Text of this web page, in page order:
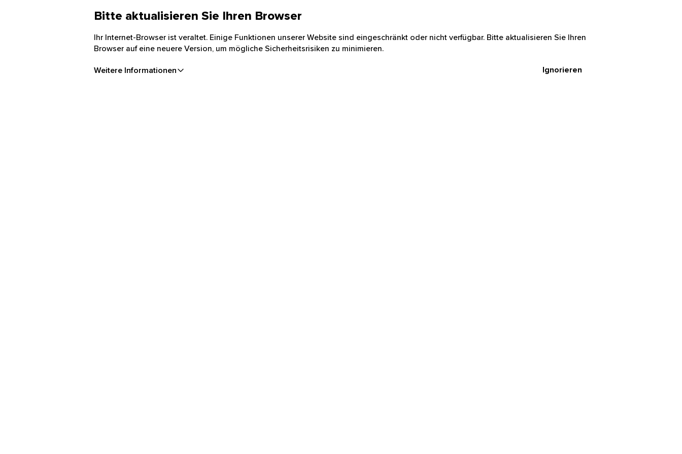
Bitte aktualisieren Sie Ihren Browser
Ihr Internet-Browser ist veraltet. Einige Funktionen unserer Website sind eingeschränkt oder nicht verfügbar. Bitte aktualisieren Sie Ihren
Browser auf eine neuere Version, um mögliche Sicherheitsrisiken zu minimieren.
Weitere Informationen Ignorieren